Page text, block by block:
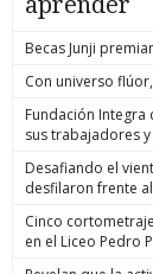
Becas Junji
Con universo
Fundación
sus trabajadores
Desafiando el
desfilaron frente
Cinco
en el Liceo Pedro